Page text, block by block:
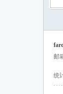
›
邮
统